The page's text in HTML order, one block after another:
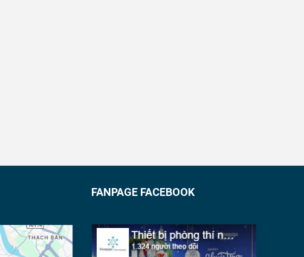
FANPAGE FACEBOOK